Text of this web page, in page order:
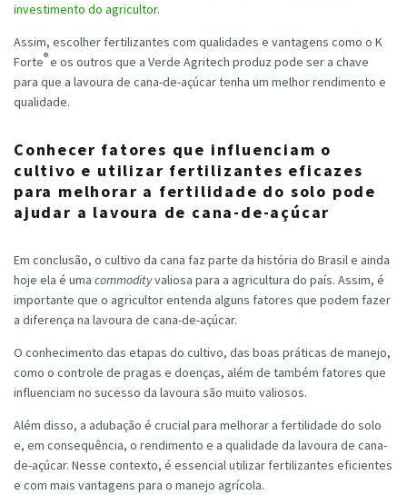
investimento do agricultor.
Assim, escolher fertilizantes com qualidades e vantagens como o K
Forte®e os outros que a Verde Agritech produz pode ser a chave
para que a lavoura de cana-de-açúcar tenha um melhor rendimento e
qualidade.
Conhecer fatores que influenciam o
cultivo e utilizar fertilizantes eficazes
para melhorar a fertilidade do solo pode
ajudar a lavoura de cana-de-açúcar
Em conclusão, o cultivo da cana faz parte da história do Brasil e ainda
hoje ela é uma commodityvaliosa para a agricultura do país. Assim, é
importante que o agricultor entenda alguns fatores que podem fazer
a diferença na lavoura de cana-de-açúcar.
O conhecimento das etapas do cultivo, das boas práticas de manejo,
como o controle de pragas e doenças, além de também fatores que
influenciam no sucesso da lavoura são muito valiosos.
Além disso, a adubação é crucial para melhorar a fertilidade do solo
e, em consequência, o rendimento e a qualidade da lavoura de cana-
de-açúcar. Nesse contexto, é essencial utilizar fertilizantes eficientes
e com mais vantagens para o manejo agrícola.